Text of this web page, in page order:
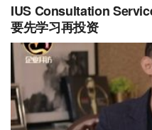
IUS Consultation
要先学习再投资